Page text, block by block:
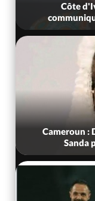
Côte
Cameroun :
Sanda